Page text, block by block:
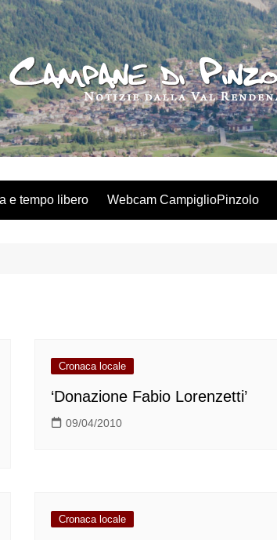
e tempo libero Webcam CampiglioPinzolo
Cronaca locale
‘Donazione Fabio Lorenzetti’
09/04/2010
Cronaca locale